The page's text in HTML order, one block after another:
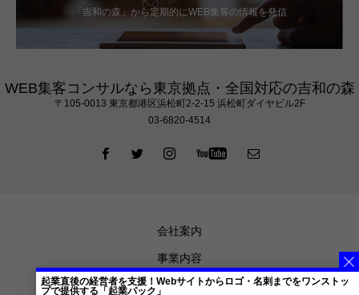
「吉和の森」から定期的にWEB集客の情報を発信
WEB集客コンサルなら東京拠点・全国対応の吉和の森
〒105‐0013 東京都港区浜松町2-2-15 浜松町ダイヤビル2F
03-6820-4514
会社案内
事業内容
代表からの想い
起業直後の経営者を支援！Webサイトからロゴ・名刺までをワンストッ
プで提供する「起業パック」